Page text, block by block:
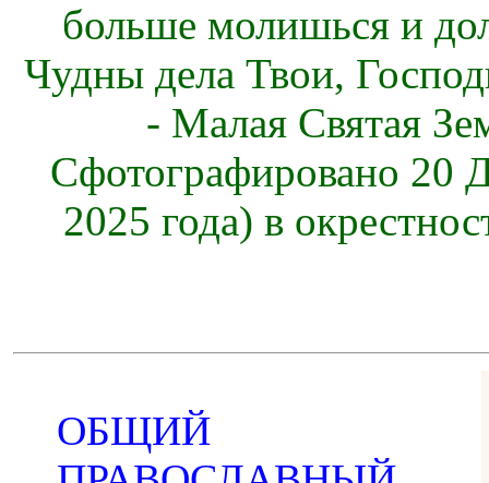
больше молишься и
Чудны дела Твои,
- Малая Святая
Сфотографировано 20
2025 года) в
ОБЩИЙ